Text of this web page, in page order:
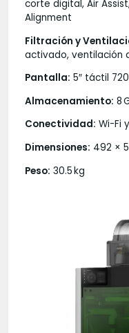
corte digital, Air
Alignment
Filtración y
activado, ventilación
Pantalla: 5″ táctil
Almacenamiento: 8
Conectividad: Wi-Fi
Dimensiones: 492 ×
Peso: 30.5 kg